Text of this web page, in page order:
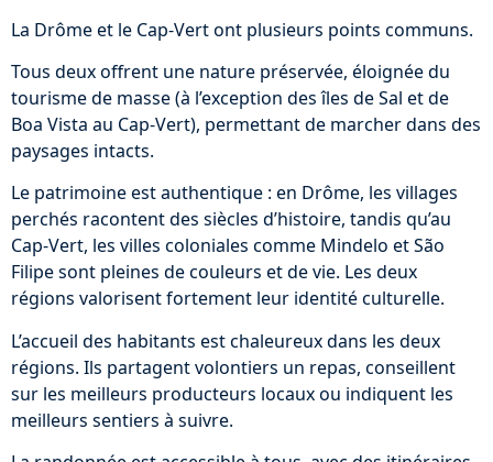
La Drôme et le Cap-Vert ont plusieurs points communs.
Tous deux offrent une nature préservée, éloignée du
tourisme de masse (à l’exception des îles de Sal et de
Boa Vista au Cap-Vert), permettant de marcher dans des
paysages intacts.
Le patrimoine est authentique : en Drôme, les villages
perchés racontent des siècles d’histoire, tandis qu’au
Cap-Vert, les villes coloniales comme Mindelo et São
Filipe sont pleines de couleurs et de vie. Les deux
régions valorisent fortement leur identité culturelle.
L’accueil des habitants est chaleureux dans les deux
régions. Ils partagent volontiers un repas, conseillent
sur les meilleurs producteurs locaux ou indiquent les
meilleurs sentiers à suivre.